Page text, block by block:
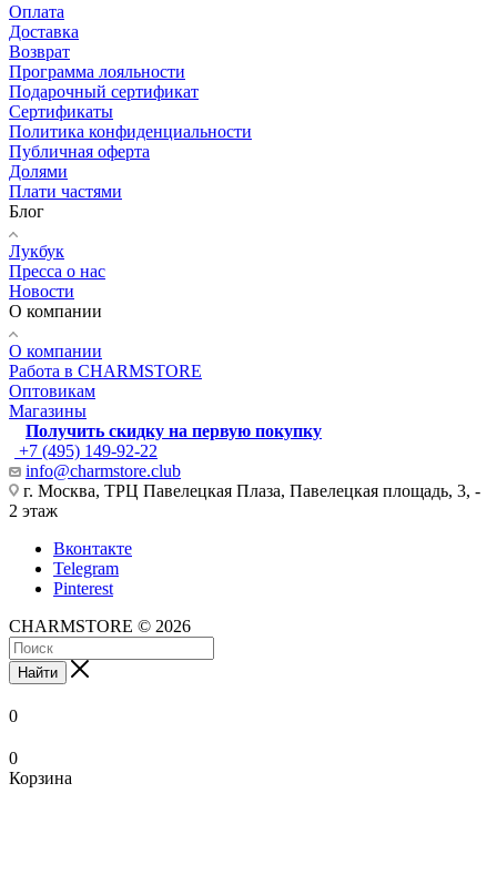
Оплата
Доставка
Возврат
Программа лояльности
Подарочный сертификат
Сертификаты
Политика конфиденциальности
Публичная оферта
Долями
Плати частями
Блог
Лукбук
Пресса о нас
Новости
О компании
О компании
Работа в CHARMSTORE
Оптовикам
Магазины
Получить скидку на первую покупку
+7 (495) 149-92-22
info@charmstore.club
г. Москва, ТРЦ Павелецкая Плаза, Павелецкая площадь, 3, -
2 этаж
Вконтакте
Telegram
Pinterest
CHARMSTORE © 2026
Найти
0
0
Корзина